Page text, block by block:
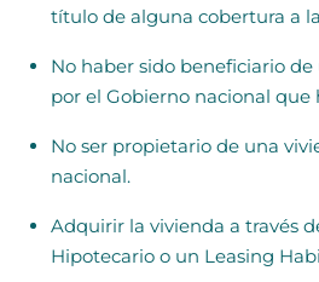
título de alguna cobertura a
No haber sido beneficiario
por el Gobierno nacional que
No ser propietario de una
nacional.
Adquirir la vivienda a través
Hipotecario o un Leasing